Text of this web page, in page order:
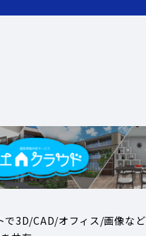
で3D/CAD/オフィス/画像など